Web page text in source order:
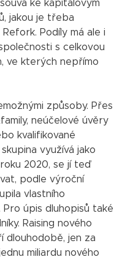
ke kapitálovým
jakou je třeba
Podíly má ale i
s celkovou
ve kterých nepřímo
způsoby. Přes
neúčelové úvěry
kvalifikované
využívá jako
2020, se jí teď
podle výroční
vlastního
úpis dluhopisů také
Raising nového
dlouhodobě, jen za
miliardu nového